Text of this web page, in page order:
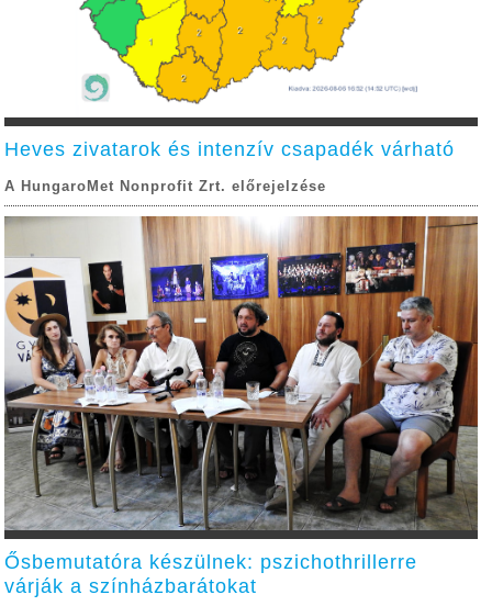
Heves zivatarok és intenzív csapadék várható
A HungaroMet Nonprofit Zrt. előrejelzése
Ősbemutatóra készülnek: pszichothrillerre
várják a színházbarátokat